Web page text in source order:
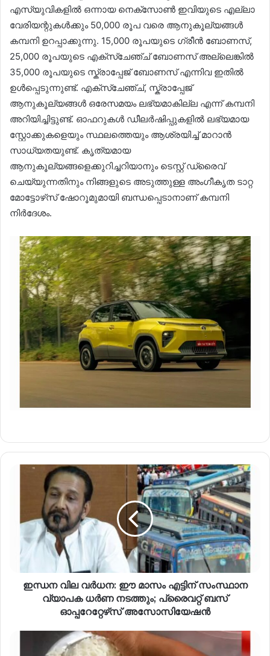
എസ്‌യുവികളിൽ ഒന്നായ നെക്സോൺ ഇവിയുടെ എല്ലാ
വേരിയന്റുകൾക്കും 50,000 രൂപ വരെ ആനുകൂല്യങ്ങൾ
കമ്പനി ഉറപ്പാക്കുന്നു. 15,000 രൂപയുടെ ഗ്രീൻ ബോണസ്,
25,000 രൂപയുടെ എക്സ്ചേഞ്ച് ബോണസ് അല്ലെങ്കിൽ
35,000 രൂപയുടെ സ്ക്രാപ്പേജ് ബോണസ് എന്നിവ ഇതിൽ
ഉൾപ്പെടുന്നുണ്ട്. എക്സ്ചേഞ്ച്, സ്ക്രാപ്പേജ്
ആനുകൂല്യങ്ങൾ ഒരേസമയം ലഭ്യമാകില്ല എന്ന് കമ്പനി
അറിയിച്ചിട്ടുണ്ട്. ഓഫറുകൾ ഡീലർഷിപ്പുകളിൽ ലഭ്യമായ
സ്റ്റോക്കുകളെയും സ്ഥലത്തെയും ആശ്രയിച്ച് മാറാൻ
സാധ്യതയുണ്ട്. കൃത്യമായ
ആനുകൂല്യങ്ങളെക്കുറിച്ചറിയാനും ടെസ്റ്റ് ഡ്രൈവ്
ചെയ്യുന്നതിനും നിങ്ങളുടെ അടുത്തുള്ള അംഗീകൃത ടാറ്റ
മോട്ടോഴ്‌സ് ഷോറൂമുമായി ബന്ധപ്പെടാനാണ് കമ്പനി
നിർദേശം.
ഇന്ധന വില വര്‍ധന: ഈ മാസം എട്ടിന് സംസ്ഥാന
വ്യാപക ധര്‍ണ നടത്തും; പ്രൈവറ്റ് ബസ്
ഓപ്പറേറ്റേഴ്‌സ് അസോസിയേഷന്‍